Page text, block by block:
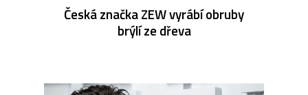
Česká značka ZEW vyrábí obruby
brýlí ze dřeva